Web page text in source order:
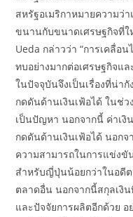
สหรัฐอเมริกาหมายความ
ขนานกับขนาดเศรษฐกิจที่ใ
Ueda กล่าวว่า “การเคลื่อ
ทบอย่างมากต่อเศรษฐกิจแ
ในปัจจุบันจึงเป็นเรื่องที่น่า
กดดันด้านเงินเฟ้อได้ ในช่ว
เป็นปัญหา นอกจากนี้ ค่าเ
กดดันด้านเงินเฟ้อได้ นอก
ความสามารถในการแข่ง
สำหรับญี่ปุ่นน้อยกว่าในอดี
ตลาดอื่น นอกจากนี้สกุลเงิ
และปัจจัยการผลิตอีกด้วย อ